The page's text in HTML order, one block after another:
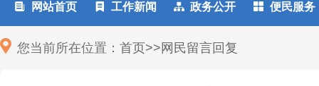
 网站首页  工作新闻  政务公开  便民服务
您当前所在位置： 首页>> 网民留言回复